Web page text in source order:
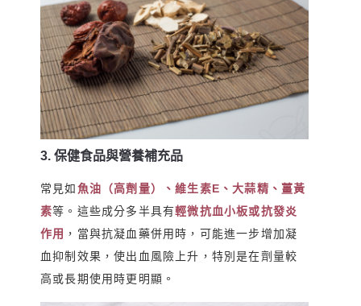
3. 保健食品與營養補充品
常見如魚油（高劑量）、維生素E、大蒜精、薑黃
素等。這些成分多半具有輕微抗血小板或抗發炎
作用 ，當與抗凝血藥併用時，可能進一步增加凝
血抑制效果，使出血風險上升，特別是在劑量較
高或長期使用時更明顯。